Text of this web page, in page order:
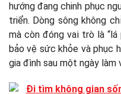
hướng đang chinh phục
triển. Dòng sông không
mà còn đóng vai trò là
bảo vệ sức khỏe và phục
gia đình sau một ngày làm